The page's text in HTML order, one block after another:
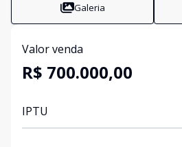
Galeria
Valor venda
R$ 700.000,00
IPTU